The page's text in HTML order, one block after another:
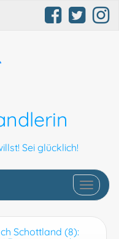
Sei glücklich!
Schalte
Schottland (8):